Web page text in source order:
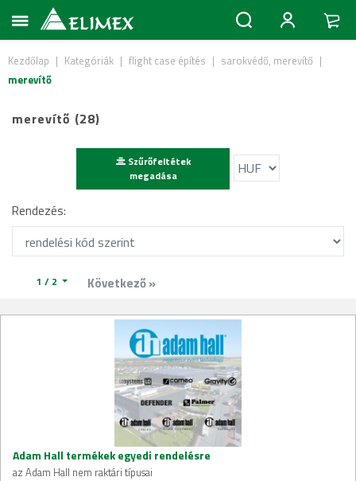
Kezdőlap | Kategóriák | flight case építés | sarokvédő, merevítő |
merevítő
merevítő (28)
Szűrőfeltétek
megadása
Rendezés:
1 / 2 Következő »
Adam Hall termékek egyedi rendelésre
az Adam Hall nem raktári típusai